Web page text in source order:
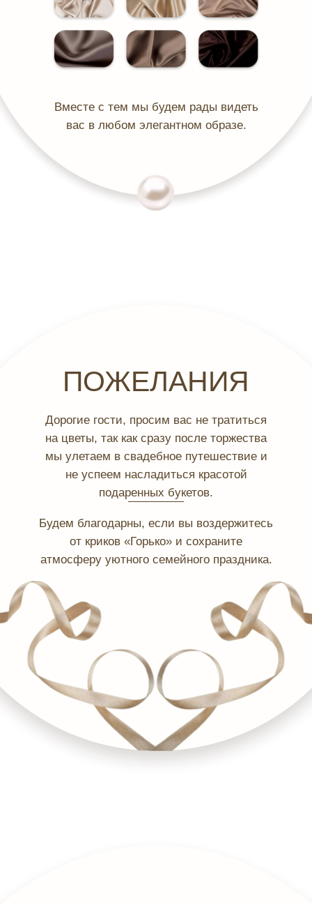
Вместе с тем мы будем рады видеть
вас в любом элегантном образе.
Будем благодарны, если вы воздержитесь
от криков «Горько» и сохраните
атмосферу уютного семейного праздника.
Дорогие гости, просим вас не тратиться
на цветы, так как сразу после торжества
мы улетаем в свадебное путешествие и
не успеем насладиться красотой
подаренных букетов.
ПОЖЕЛАНИЯ